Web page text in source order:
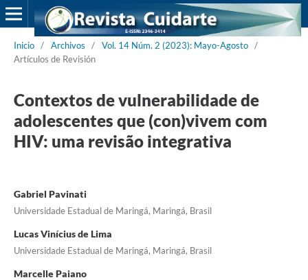
Inicio / Archivos / Vol. 14 Núm. 2 (2023): Mayo-Agosto /
Artículos de Revisión
Contextos de vulnerabilidade de
adolescentes que (con)vivem com
HIV: uma revisão integrativa
Gabriel Pavinati
Universidade Estadual de Maringá, Maringá, Brasil
Lucas Vinícius de Lima
Universidade Estadual de Maringá, Maringá, Brasil
Marcelle Paiano